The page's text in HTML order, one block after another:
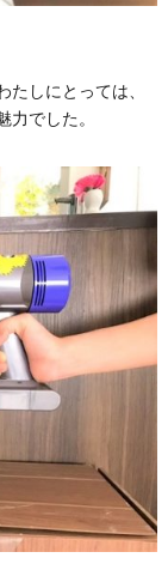
しにとっては、
でした。